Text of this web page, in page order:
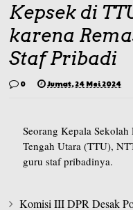
Kepsek di
karena
Staf Pribadi
0 Jumat, 24 Mei 2024
Seorang Kepala
Tengah Utara (TTU),
guru staf pribadinya.
Komisi III DPR Desak